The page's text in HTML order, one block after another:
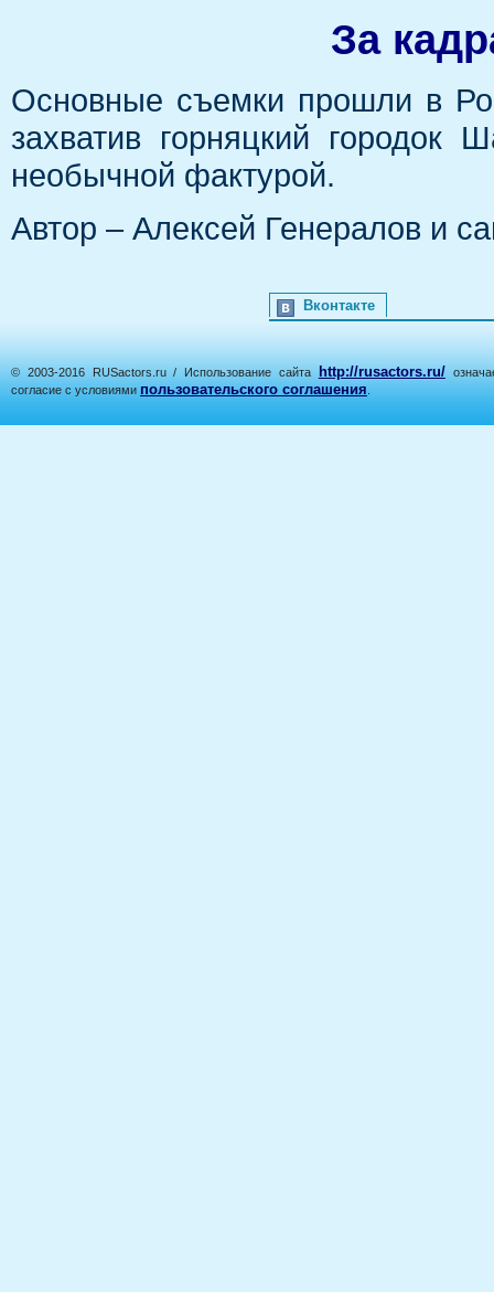
За
Основные съемки прошли в
захватив горняцкий городок
необычной фактурой.
Автор – Алексей Генералов и
Вконтакте
© 2003-2016 RUSactors.ru / Использование сайта http://rusactors.ru/
согласие с условиями пользовательского соглашения